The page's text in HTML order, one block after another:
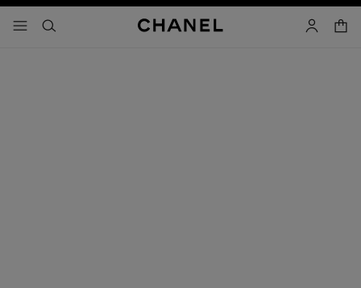
- navegación principal
buscar cuenta
carrito